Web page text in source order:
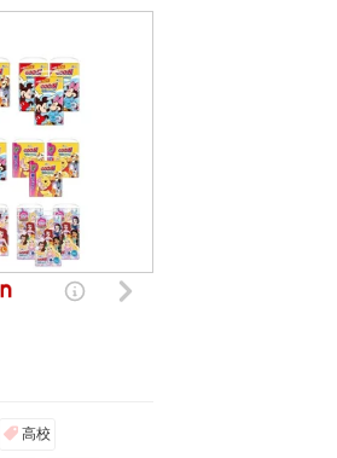
！出身大学・高
校まとめ
や家族！父親と職
まとめ
や体重！水着や写
ト・スタイル情報